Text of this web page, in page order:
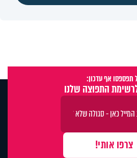
תפספסו אף עדכון:
התפוצה שלנו